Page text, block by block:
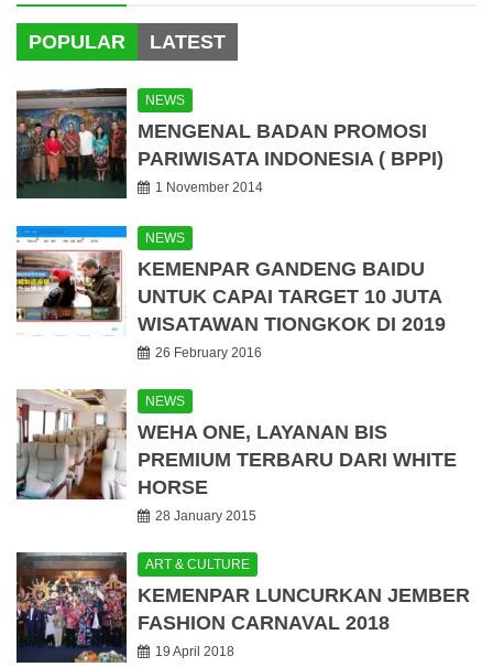
POPULAR LATEST
NEWS
MENGENAL BADAN PROMOSI
PARIWISATA INDONESIA ( BPPI)
1 November 2014
NEWS
KEMENPAR GANDENG BAIDU
UNTUK CAPAI TARGET 10 JUTA
WISATAWAN TIONGKOK DI 2019
26 February 2016
NEWS
WEHA ONE, LAYANAN BIS
PREMIUM TERBARU DARI WHITE
HORSE
28 January 2015
ART & CULTURE
KEMENPAR LUNCURKAN JEMBER
FASHION CARNAVAL 2018
19 April 2018